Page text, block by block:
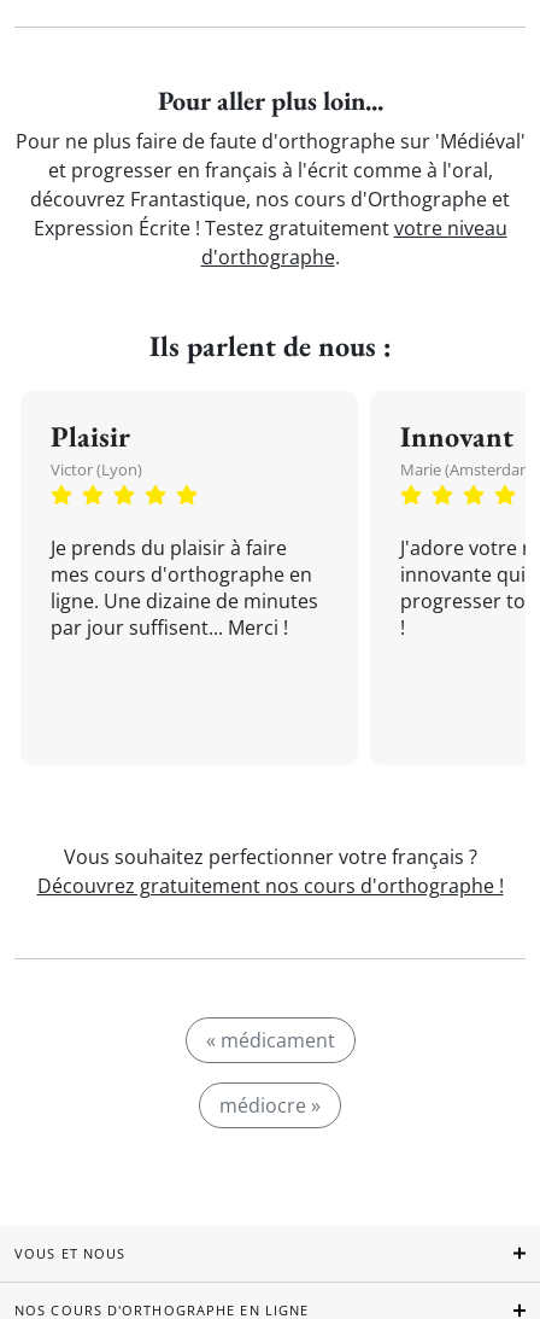
Pour aller plus loin...
Pour ne plus faire de faute d'orthographe sur 'Médiéval'
et progresser en français à l'écrit comme à l'oral,
découvrez Frantastique, nos cours d'Orthographe et
Expression Écrite ! Testez gratuitementvotre niveau
d'orthographe.
Ils parlent de nous :
Plaisir
Victor (Lyon)
Je prends du plaisir à faire
mes cours d'orthographe en
ligne. Une dizaine de minutes
par jour suffisent... Merci !
Innovant
Marie (Amsterdam)
J'adore votre
innovante qui
progresser
!
Vous souhaitez perfectionner votre français ?
Découvrez gratuitement nos cours d'orthographe !
« médicament
médiocre »
VOUS ET NOUS
NOS COURS D'ORTHOGRAPHE EN LIGNE